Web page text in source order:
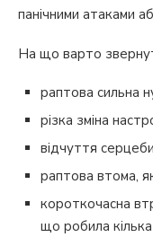
панічними атаками
На що варто
раптова сильна
різка зміна
відчуття
раптова втома,
короткочасна
що робила